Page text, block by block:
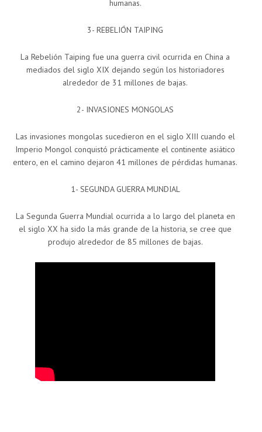
humanas.
3- REBELIÓN TAIPING
La Rebelión Taiping fue una guerra civil ocurrida en China a
mediados del siglo XIX dejando según los historiadores
alrededor de 31 millones de bajas.
2- INVASIONES MONGOLAS
Las invasiones mongolas sucedieron en el siglo XIII cuando el
Imperio Mongol conquistó prácticamente el continente asiático
entero, en el camino dejaron 41 millones de pérdidas humanas.
1- SEGUNDA GUERRA MUNDIAL
La Segunda Guerra Mundial ocurrida a lo largo del planeta en
el siglo XX ha sido la más grande de la historia, se cree que
produjo alrededor de 85 millones de bajas.